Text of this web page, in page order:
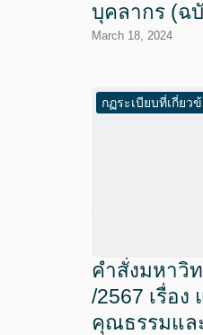
บุคลากร (ฉ
March 18, 2024
กฏระเบียบที่เกี่ยวข้
คำสั่งมหาวิ
/2567 เรื่อ
คุณธรรมแล